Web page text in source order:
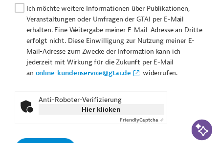
Ich möchte weitere Informationen über Publikationen,
Veranstaltungen oder Umfragen der GTAI per E-Mail
erhalten. Eine Weitergabe meiner E-Mail-Adresse an Dritte
erfolgt nicht. Diese Einwilligung zur Nutzung meiner E-
Mail-Adresse zum Zwecke der Information kann ich
jederzeit mit Wirkung für die Zukunft per E-Mail
an online-kundenservice@gtai.de widerrufen.
Anti-Roboter-Verifizierung
Hier klicken
FriendlyCaptcha ⇗ KI-